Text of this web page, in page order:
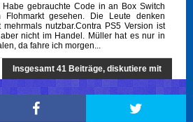
Habe gebrauchte Code in an Box Switch
gesehen. Die Leute denken
nutzbar.Contra PS5 Version ist
nicht im Handel. Müller hat es nur in
da fahre ich morgen...
Insgesamt 41 Beiträge, diskutiere mit